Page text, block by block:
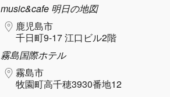
music&cafe 明日の地図
鹿児島市
千日町9-17 江口ビル2階
霧島国際ホテル
霧島市
牧園町高千穂3930番地12